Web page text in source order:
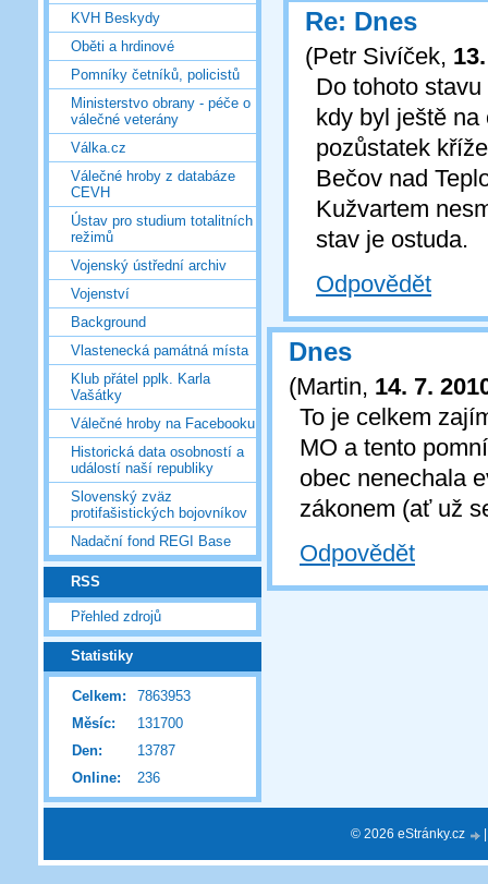
KVH Beskydy
Oběti a hrdinové
Pomníky četníků, policistů
Ministerstvo obrany - péče o
válečné veterány
Válka.cz
Válečné hroby z databáze
CEVH
Ústav pro studium totalitních
režimů
Vojenský ústřední archiv
Vojenství
Background
Vlastenecká památná místa
Klub přátel pplk. Karla
Vašátky
Válečné hroby na Facebooku
Historická data osobností a
událostí naší republiky
Slovenský zväz
protifašistických bojovníkov
Nadační fond REGI Base
RSS
Přehled zdrojů
Statistiky
Online: 236
Celkem:
7863953
Měsíc:
131700
Den:
13787
Re: Dnes
(Petr Sivíček,
Do tohoto
kdy byl ještě
pozůstatek
Bečov nad
Kužvartem
stav je ostuda.
Odpovědět
Dnes
(Martin, 14. 7.
To je celkem
MO a tento
obec nenechala
zákonem (ať už
Odpovědět
© 2026 eStránky.cz